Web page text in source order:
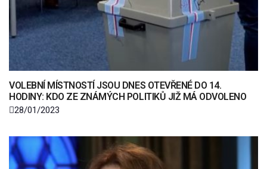
VOLEBNÍ MÍSTNOSTÍ JSOU DNES OTEVŘENÉ DO 14.
HODINY: KDO ZE ZNÁMÝCH POLITIKŮ JIŽ MÁ ODVOLENO
28/01/2023